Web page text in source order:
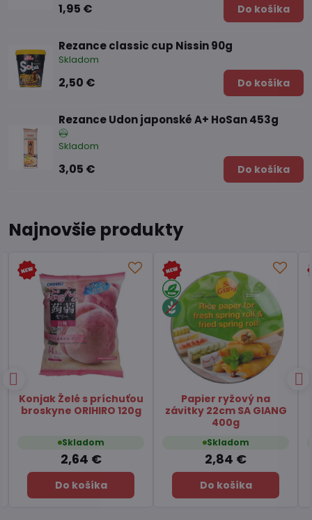
1,95 € Do košíka
Rezance classic cup Nissin 90g
Skladom
2,50 € Do košíka
Rezance Udon japonské A+ HoSan 453g
Skladom
3,05 € Do košíka
Najnovšie produkty
Čaj Matcha Yuzu
TSUBOICHI 5x10g
Skladom
7,45 €
Do košíka
Čaj zelený pražený
Hojicha latte TSUBOICHI
100g
Skladom
6,49 €
Do košíka